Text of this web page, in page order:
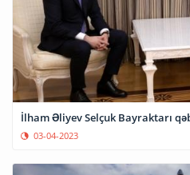
İlham Əliyev Selçuk Bayraktarı
03-04-2023